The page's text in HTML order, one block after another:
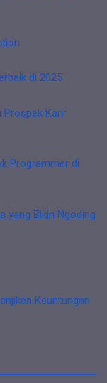
di 2025
Prospek Karir
Programmer di
yang Bikin Ngoding
Keuntungan